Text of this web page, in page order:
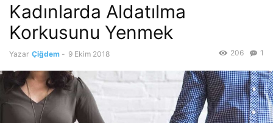
Kadınlarda Aldatılma
Korkusunu Yenmek
Yazar Çiğdem - 9 Ekim 2018 1
206